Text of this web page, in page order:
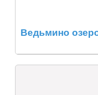
Ведьмино